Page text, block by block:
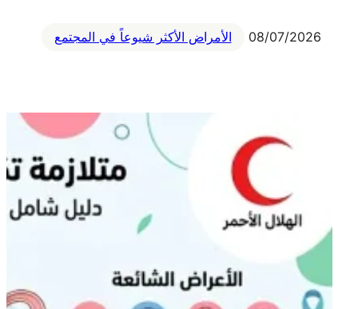
08/07/2026 الأمراض الأكثر شيوعاً في المجتمع